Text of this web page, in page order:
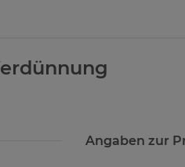
Angaben zur